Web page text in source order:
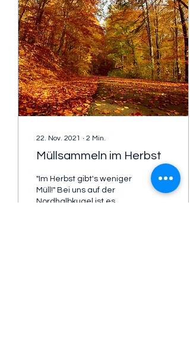
22. Nov. 2021 ∙ 2 Min.
Müllsammeln im Herbst
"Im Herbst gibt's weniger
Müll!" Bei uns auf der
Nordhalbkugel ist es